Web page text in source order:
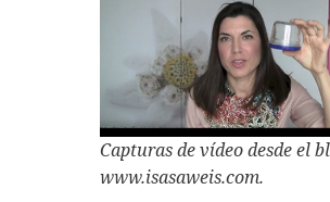
Capturas de vídeo desde el
www.isasaweis.com.